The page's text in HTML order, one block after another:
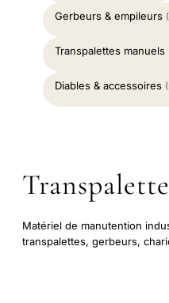
Gerbeurs & empileurs
Transpalettes manuels
Diables & accessoires
Matériel de manutention
transpalettes, gerbeurs,